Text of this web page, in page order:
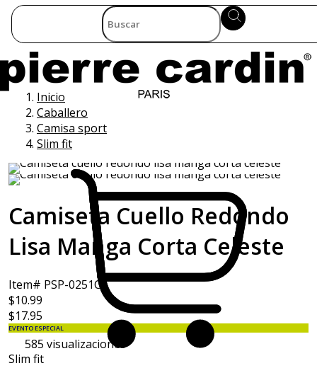
Inicio
Caballero
Camisa sport
Slim fit
Camiseta Cuello Redondo
Lisa Manga Corta Celeste
Item# PSP-0251C
$10.99
$17.95
EVENTO ESPECIAL
585 visualizaciones
Slim fit